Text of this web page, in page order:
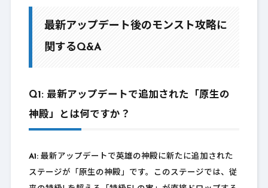
最新アップデート後のモンスト攻略に
関するQ&A
Q1: 最新アップデートで追加された「原生の
神殿」とは何ですか？
A1:最新アップデートで英雄の神殿に新たに追加された
ステージが「原生の神殿」です。このステージでは、従